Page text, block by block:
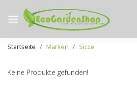
Startseite Marken Sicce
Keine Produkte gefunden!